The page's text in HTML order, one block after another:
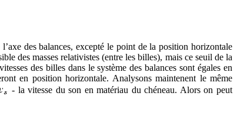
des balances, excepté le point de la position horizontale
des masses relativistes (entre les billes), mais ce seuil de la
des billes dans le système des balances sont égales en
en position horizontale. Analysons maintenent le même
- la vitesse du son en matériau du chéneau. Alors on peut